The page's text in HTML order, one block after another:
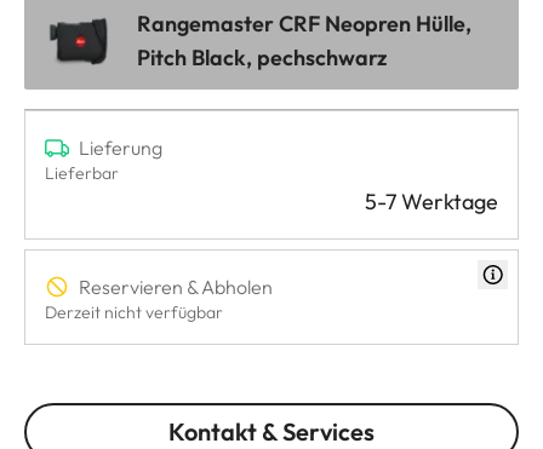
Rangemaster CRF Neopren Hülle,
Pitch Black, pechschwarz
Lieferung
Lieferbar
5-7 Werktage
Reservieren & Abholen
Derzeit nicht verfügbar
Kontakt & Services